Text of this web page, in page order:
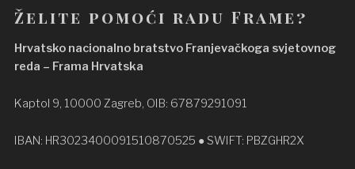
Želite pomoći radu Frame?
Hrvatsko nacionalno bratstvo Franjevačkoga svjetovnog
reda – Frama Hrvatska
Kaptol 9, 10000 Zagreb, OIB: 67879291091
IBAN: HR3023400091510870525 ● SWIFT: PBZGHR2X